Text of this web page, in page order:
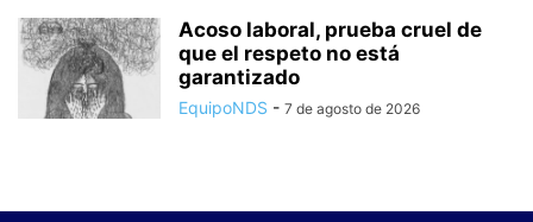
Acoso laboral, prueba cruel de
que el respeto no está
garantizado
EquipoNDS - 7 de agosto de 2026